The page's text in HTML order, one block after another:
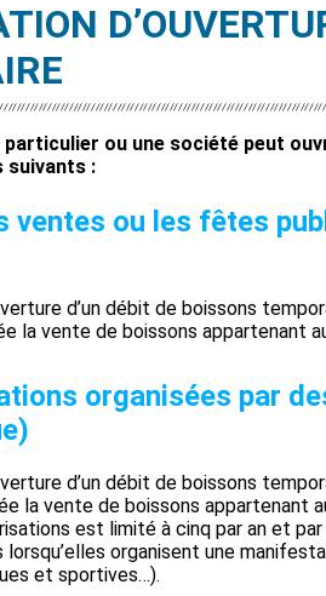
ou une société peut
suivants :
ventes ou les fêtes
d’un débit de boissons
la vente de boissons appartenant
organisées par
d’un débit de boissons
la vente de boissons appartenant
est limité à cinq par an et
organisent une
et sportives…).